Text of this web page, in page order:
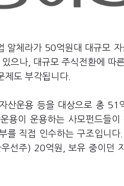
알체라가 50억원대 대규모
으나, 대규모 주식전환에 따
제도 부각됩니다.
산운용 등을 대상으로 총
용이 운용하는 사모펀드들
를 직접 인수하는 구조입니
선주) 20억원, 보유 중이던